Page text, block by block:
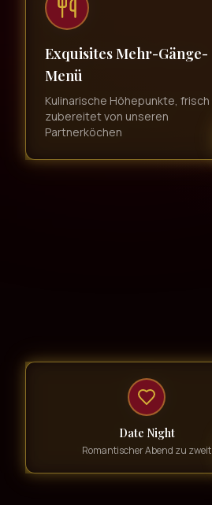
Exquisites Mehr-Gänge-
Menü
Kulinarische Höhepunkte, frisch
zubereitet von unseren
Partnerköchen
Date Night
Romantischer Abend zu zweit